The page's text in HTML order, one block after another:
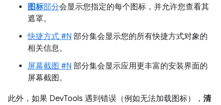
图标部分会显示您指定的每个图标，并允许您查看其
遮罩。
快捷方式 #N 部分集会显示您的所有快捷方式对象的
相关信息。
屏幕截图 #N 部分集会显示应用更丰富的安装界面的
屏幕截图。
此外，如果 DevTools 遇到错误（例如无法加载图标）， 清